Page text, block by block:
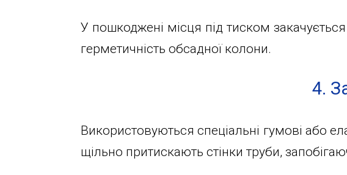
У пошкоджені місця під тиском
герметичність обсадної колони.
4.
Використовуються спеціальні гумові або
щільно притискають стінки труби,